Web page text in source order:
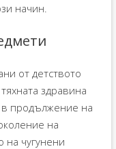
начин.
от детството
здравина
в продължение на
на
чугунени